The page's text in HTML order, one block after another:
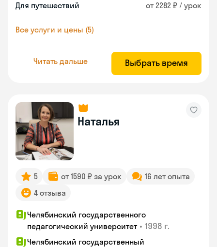
Для путешествий от 2282 ₽ / урок
Все услуги и цены (5)
Читать дальше Выбрать время
Наталья
5 от 1590 ₽ за урок
16 лет опыта
4 отзыва
Челябинский государственного
педагогический университет • 1998 г.
Челябинский государственный